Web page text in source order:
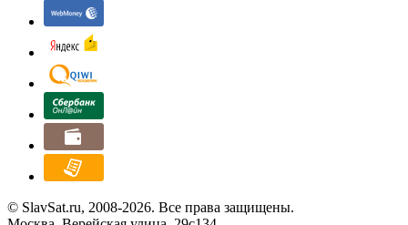
© SlavSat.ru, 2008-2026. Все права защищены.